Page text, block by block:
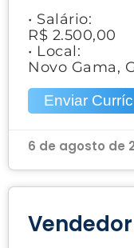
• Salário:
R$ 2.500,00
• Local:
Novo Gama,
Enviar
6 de agosto de